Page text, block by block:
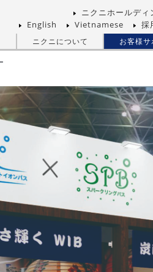
ニクニホールディ
English
Vietnamese 採
ニクニについて お客様サ